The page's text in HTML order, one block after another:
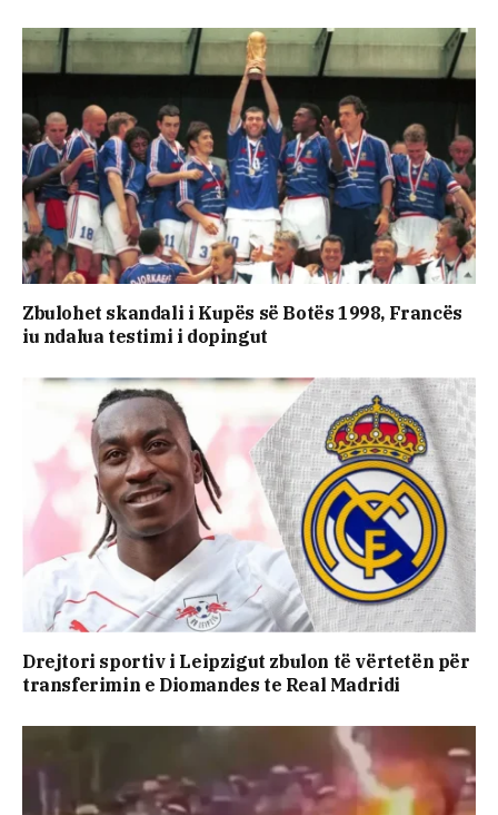
Zbulohet skandali i Kupës së Botës 1998, Francës
iu ndalua testimi i dopingut
Drejtori sportiv i Leipzigut zbulon të vërtetën për
transferimin e Diomandes te Real Madridi